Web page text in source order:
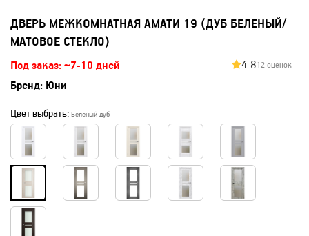
ДВЕРЬ МЕЖКОМНАТНАЯ АМАТИ 19 (ДУБ БЕЛЕНЫЙ/
МАТОВОЕ СТЕКЛО)
Под заказ: ~7-10 дней 4.812 оценок
Бренд: Юни
Цвет выбрать: Беленый дуб